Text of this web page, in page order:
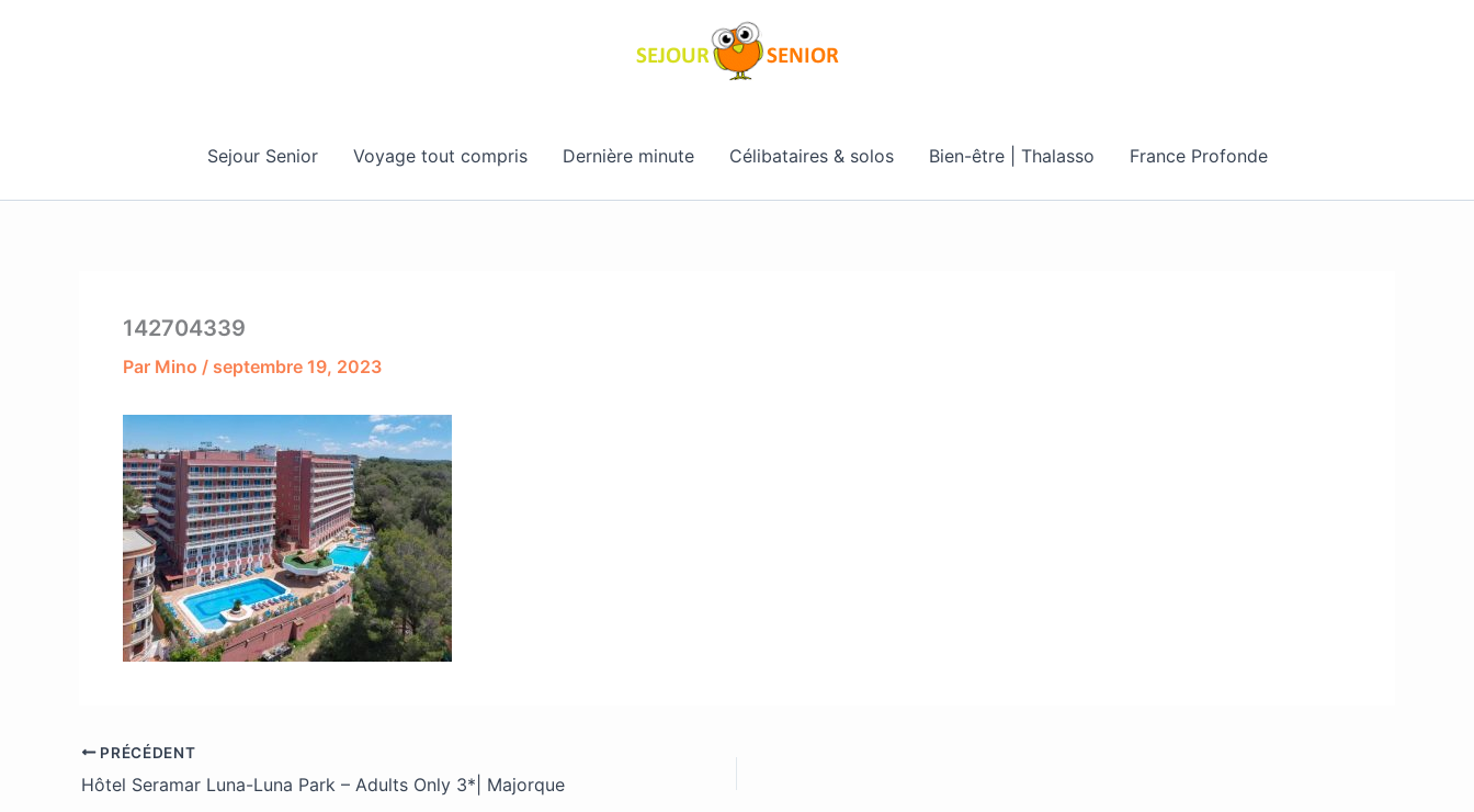
Sejour Senior Voyage tout compris Dernière minute Célibataires & solos Bien-être | Thalasso France Profonde
142704339
Par Mino / septembre 19, 2023
PRÉCÉDENT
Hôtel Seramar Luna-Luna Park – Adults Only 3*| Majorque